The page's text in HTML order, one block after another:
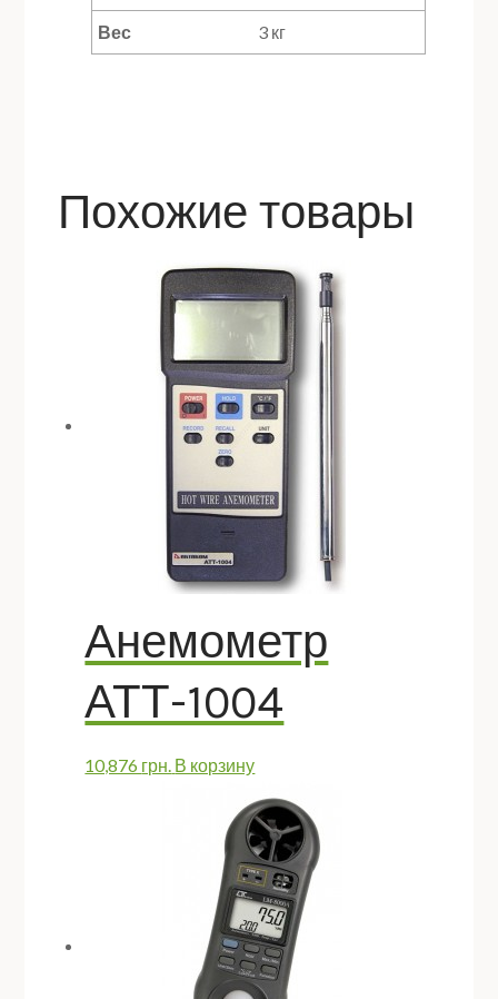
Вес 3 кг
Похожие товары
Анемометр
АТТ-1004
10,876 грн. В корзину